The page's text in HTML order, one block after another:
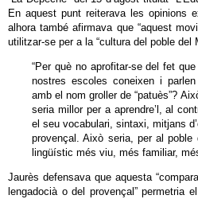
En aquest punt reiterava les opinions
alhora també afirmava que “aquest
utilitzar-se per a la “cultura del poble del
“Per què no aprofitar-se del fet
nostres escoles coneixen i
amb el nom groller de “patuès”?
seria millor per a aprendre’l, al
el seu vocabulari, sintaxi, mitjans
provençal. Això seria, per al poble
lingüístic més viu, més familiar,
Jaurès defensava que aquesta
lengadocià o del provençal” permetria